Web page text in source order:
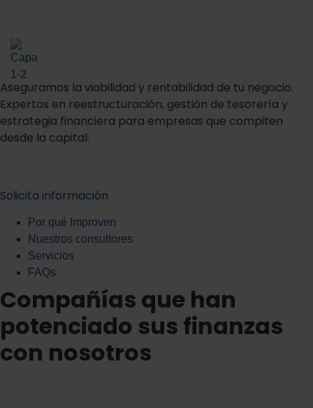
en Madrid
Aseguramos la viabilidad y rentabilidad de tu negocio.
Expertos en reestructuración, gestión de tesorería y
estrategia financiera para empresas que compiten
desde la capital.
Solicita información
Por qué Improven
Nuestros consultores
Servicios
FAQs
Compañías que han
potenciado sus finanzas
con nosotros